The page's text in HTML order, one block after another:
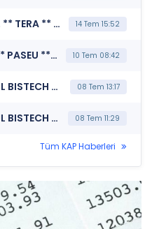
***SKBNK ** OZATD ** ISKPL ** TERA ** SASA ** BORLS ** FZLGY*** BORSA İSTANBUL A.Ş. (Endekslerde Kullanılan Fiili Dolaşımdaki Pay Oranı Değişiklikleri) 14 Tem 15:52
***ALKLC ** TLY ** DMRGD ** PASEU ** DFI ** ISKPL ** PNU ** SKP ** SASA*** KAMUYU AYDINLATMA PLATFORMU (Kamuyu Aydınlatma Platformu Duyurusu) 10 Tem 08:42
***ISKPL*** BORSA İSTANBUL BISTECH DEVRE KESİCİ UYGULAMASI (Pay Bazında Devre Kesici Bildirimi) 08 Tem 13:17
***ISKPL*** BORSA İSTANBUL BISTECH DEVRE KESİCİ UYGULAMASI (Pay Bazında Devre Kesici Bildirimi) 08 Tem 11:29
Tüm KAP Haberleri